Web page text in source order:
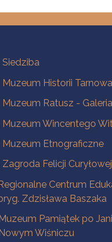
Siedziba
Muzeum Historii
Muzeum Ratusz -
Muzeum Wincentego
Muzeum Etnograficzne
Zagroda Felicji
Centrum
Zdzisława Baszaka
Pamiątek po
Wiśniczu